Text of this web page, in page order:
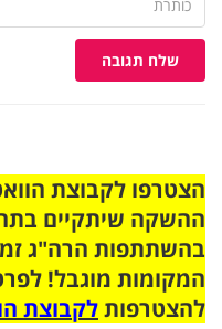
שלח תגובה
ההשקה שיתקיים
בהשתתפות הרה"ג
המקומות מוגבל!
להצטרפותלקבוצת